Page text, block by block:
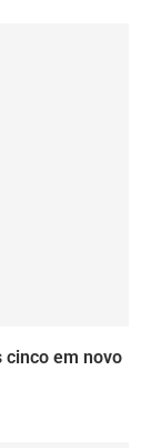
cinco em novo